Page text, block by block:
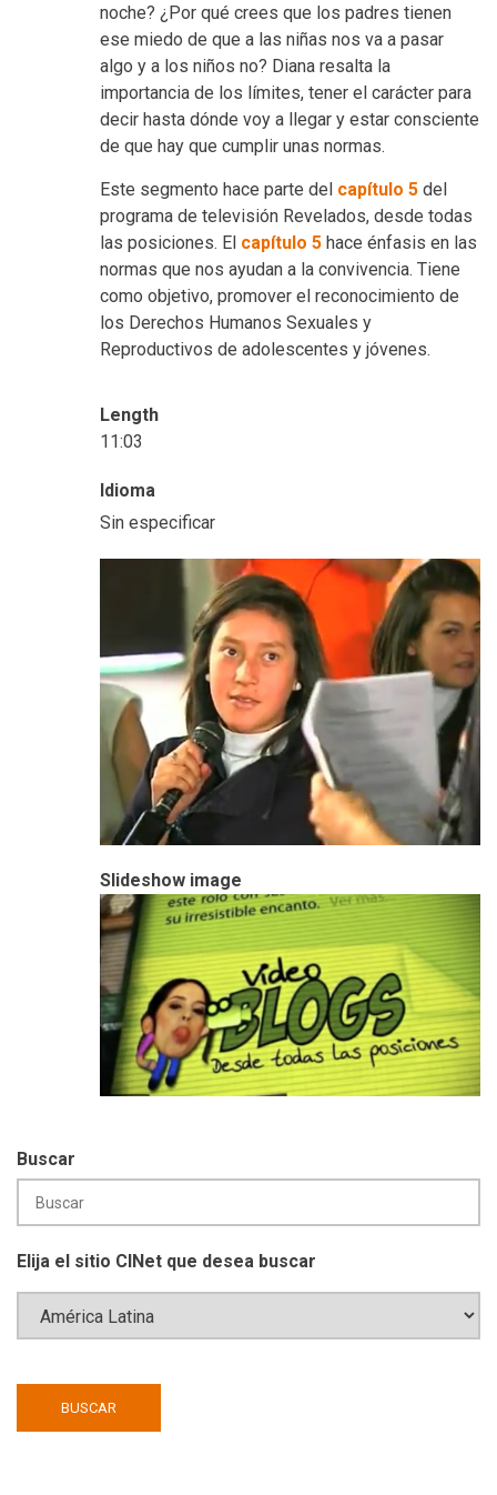
noche? ¿Por qué crees que los padres tienen
ese miedo de que a las niñas nos va a pasar
algo y a los niños no? Diana resalta la
importancia de los límites, tener el carácter para
decir hasta dónde voy a llegar y estar consciente
de que hay que cumplir unas normas.
Este segmento hace parte del capítulo 5 del
programa de televisión Revelados, desde todas
las posiciones. El capítulo 5 hace énfasis en las
normas que nos ayudan a la convivencia. Tiene
como objetivo, promover el reconocimiento de
los Derechos Humanos Sexuales y
Reproductivos de adolescentes y jóvenes.
Length
11:03
Idioma
Sin especificar
Slideshow image
Buscar
Elija el sitio CINet que desea buscar